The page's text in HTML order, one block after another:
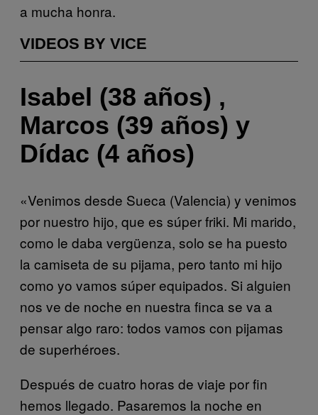
a mucha honra.
VIDEOS BY VICE
Isabel (38 años) ,
Marcos (39 años) y
Dídac (4 años)
«Venimos desde Sueca (Valencia) y venimos
por nuestro hijo, que es súper friki. Mi marido,
como le daba vergüenza, solo se ha puesto
la camiseta de su pijama, pero tanto mi hijo
como yo vamos súper equipados. Si alguien
nos ve de noche en nuestra finca se va a
pensar algo raro: todos vamos con pijamas
de superhéroes.
Después de cuatro horas de viaje por fin
hemos llegado. Pasaremos la noche en